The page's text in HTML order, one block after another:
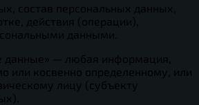
состав персональных данных,
действия (операции),
данными.
данные» — любая информация,
или косвенно определенному, или
лицу (субъекту